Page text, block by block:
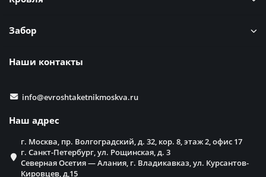
Забор
Наши контакты
info@evroshtaketnikmoskva.ru
Наш адрес
г. Москва, пр. Волгоградский, д. 32, кор. 8, этаж 2, офис 17
г. Санкт-Петербург, ул. Рощинская, д. 3
Северная Осетия — Алания, г. Владикавказ, ул. Курсантов-
Кировцев, д,15